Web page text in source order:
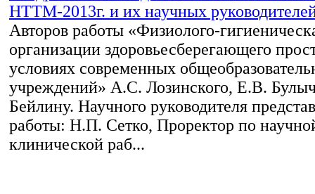
НТТМ-2013г. и их научных
Авторов работы «Физиолого-
организации здоровьесберегающего
условиях современных
учреждений» А.С. Лозинского, Е.В.
Бейлину. Научного руководителя
работы: Н.П. Сетко, Проректор по
клинической раб...